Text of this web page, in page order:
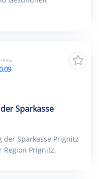
Sparkasse
Sparkasse Prignitz
Prignitz.